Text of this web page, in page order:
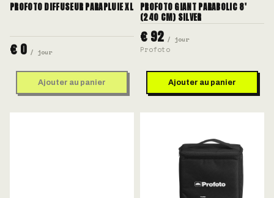
PROFOTO DIFFUSEUR PARAPLUIE XL
€ 0 / jour
Ajouter au panier
PROFOTO GIANT PARABOLIC 8'
(240 CM) SILVER
€ 92 / jour
Profoto
Ajouter au panier